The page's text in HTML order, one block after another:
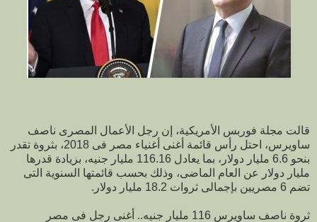
قالت مجلة فوربس الأمريكية، إن رجل الأعمال المصرى ناصف
ساويرس، احتل رأس قائمة أغنى أغنياء مصر فى 2018، بثروة تقدر
بنحو 6.6 مليار دولار، بما يعادل 116.16 مليار جنيه، بزيادة قدرها
مليار دولار عن العام الماضى، وذلك بحسب قائمتها السنوية التى
تضم 6 مصريين بإجمالى ثروات 18.2 مليار دولار.
ثروة ناصف ساويرس 116 مليار جنيه.. أغنى رجل فى مصر